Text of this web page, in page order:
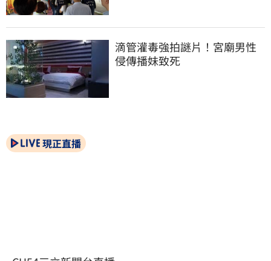
滴管灌毒強拍謎片！宮廟男性
侵傳播妹致死
現正直播